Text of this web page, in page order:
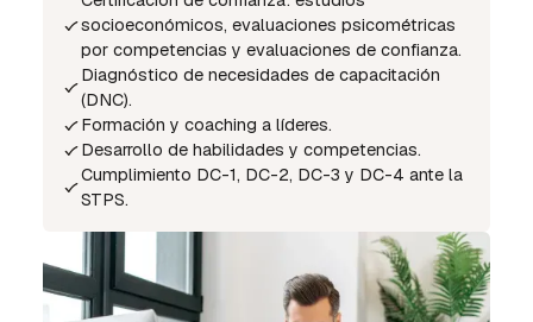
socioeconómicos, evaluaciones psicométricas
por competencias y evaluaciones de confianza.
Diagnóstico de necesidades de capacitación
(DNC).
Formación y coaching a líderes.
Desarrollo de habilidades y competencias.
Cumplimiento DC-1, DC-2, DC-3 y DC-4 ante la
STPS.